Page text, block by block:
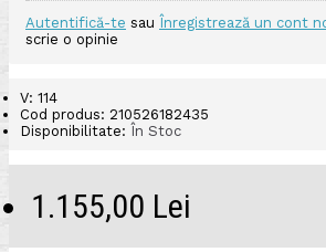
Autentifică-te sau Înregistrează un cont
scrie o opinie
V: 114
Cod produs: 210526182435
Disponibilitate: În Stoc
1.155,00 Lei